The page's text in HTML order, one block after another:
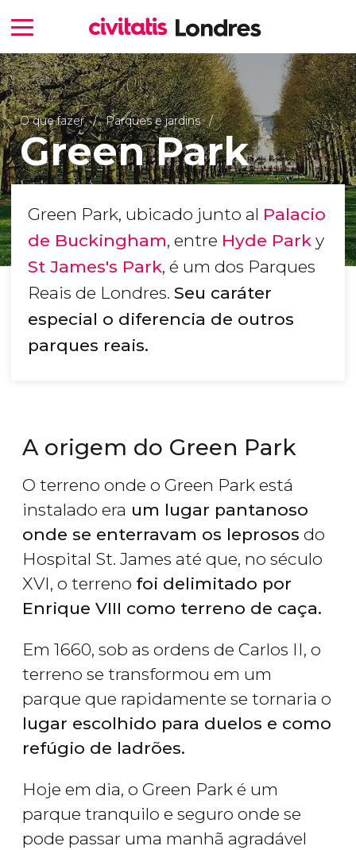
O que fazer Parques e jardins
Green Park
Green Park, ubicado junto al Palacio
de Buckingham, entre Hyde Park y
St James's Park, é um dos Parques
Reais de Londres. Seu caráter
especial o diferencia de outros
parques reais.
A origem do Green Park
O terreno onde o Green Park está
instalado era um lugar pantanoso
onde se enterravam os leprosos do
Hospital St. James até que, no século
XVI, o terreno foi delimitado por
Enrique VIII como terreno de caça.
Em 1660, sob as ordens de Carlos II, o
terreno se transformou em um
parque que rapidamente se tornaria o
lugar escolhido para duelos e como
refúgio de ladrões.
Hoje em dia, o Green Park é um
parque tranquilo e seguro onde se
pode passar uma manhã agradável